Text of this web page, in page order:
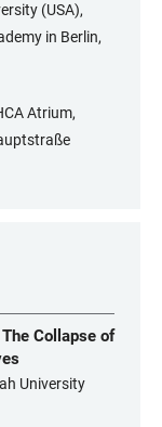
(USA),
in Berlin,
Atrium,
Collapse of
University